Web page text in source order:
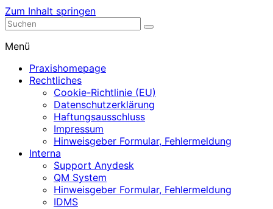
Zum Inhalt springen
Nephrologische Praxis mit Dialyse
Menü
Praxishomepage
Rechtliches
Cookie-Richtlinie (EU)
Datenschutzerklärung
Haftungsausschluss
Impressum
Hinweisgeber Formular, Fehlermeldung
Interna
Support Anydesk
QM System
Hinweisgeber Formular, Fehlermeldung
IDMS